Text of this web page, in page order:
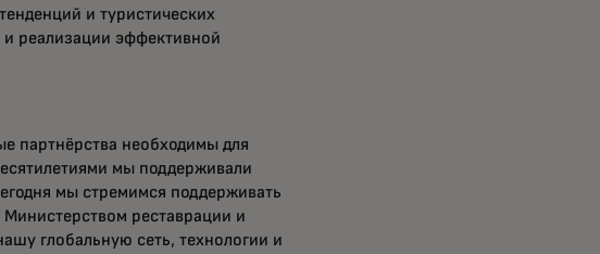
и туристических
реализации эффективной
партнёрства необходимы для
мы поддерживали
мы стремимся поддерживать
реставрации и
глобальную сеть, технологии и